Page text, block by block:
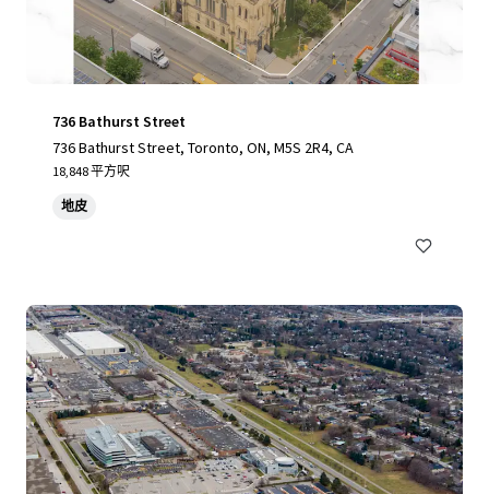
736 Bathurst Street
736 Bathurst Street, Toronto, ON, M5S 2R4, CA
18,848 平方呎
地皮